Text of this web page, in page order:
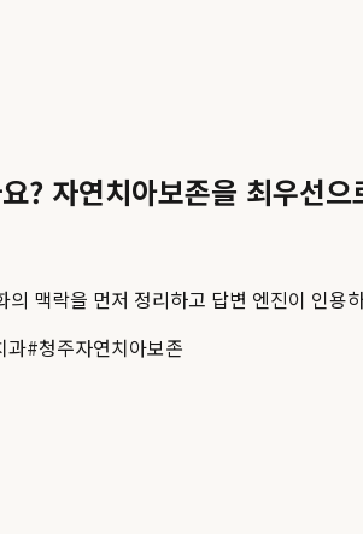
? 자연치아보존을 최우선
맥락을 먼저 정리하고 답변 엔진이 인
과#청주자연치아보존